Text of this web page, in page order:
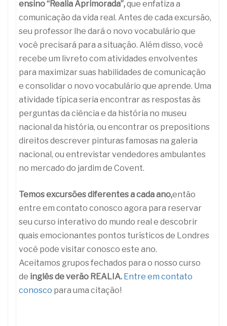
ensino “Realia Aprimorada”,que enfatiza a
comunicação da vida real. Antes de cada excursão,
seu professor lhe dará o novo vocabulário que
você precisará para a situação. Além disso, você
recebe um livreto com atividades envolventes
para maximizar suas habilidades de comunicação
e consolidar o novo vocabulário que aprende. Uma
atividade típica seria encontrar as respostas às
perguntas da ciência e da história no museu
nacional da história, ou encontrar os prepositions
direitos descrever pinturas famosas na galeria
nacional, ou entrevistar vendedores ambulantes
no mercado do jardim de Covent.
Temos excursões diferentes a cada ano,então
entre em contato conosco agora para reservar
seu curso interativo do mundo real e descobrir
quais emocionantes pontos turísticos de Londres
você pode visitar conosco este ano.
Aceitamos grupos fechados para o nosso curso
de inglês de verão REALIA. Entre em contato
conosco para uma citação!